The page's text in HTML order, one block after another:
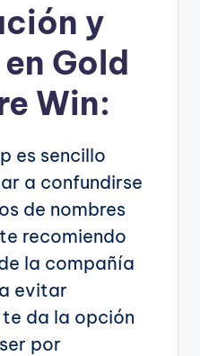
y
Gold
Win:
es sencillo
a confundirse
de nombres
recomiendo
la compañía
evitar
te da la opción
por